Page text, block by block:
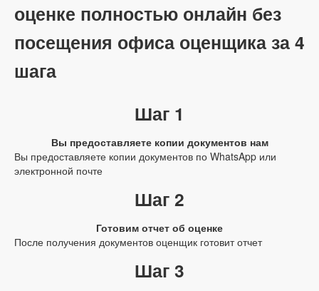
оценке полностью онлайн без
посещения офиса оценщика за 4
шага
Шаг 1
Вы предоставляете копии документов нам
Вы предоставляете копии документов по WhatsApp или
электронной почте
Шаг 2
Готовим отчет об оценке
После получения документов оценщик готовит отчет
Шаг 3